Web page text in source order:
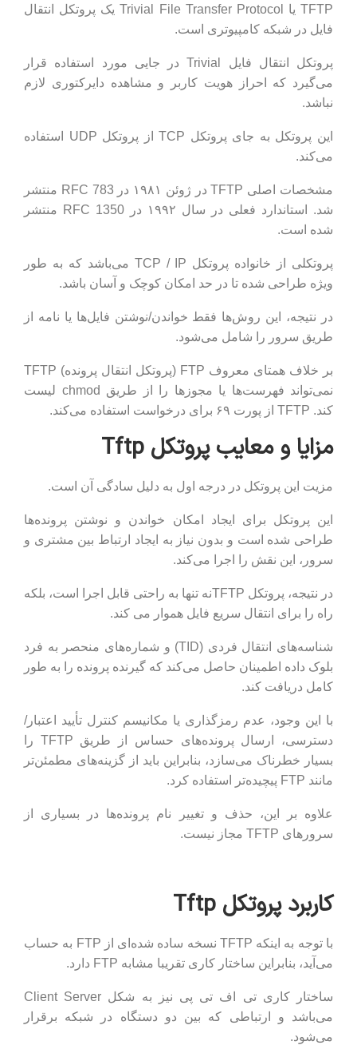
TFTP یا Trivial File Transfer Protocol یک پروتکل انتقال
فایل در شبکه کامپیوتری است.
پروتکل انتقال فایل Trivial در جایی مورد استفاده قرار
می‌گیرد که احراز هویت کاربر و مشاهده دایرکتوری لازم
نباشد.
این پروتکل به جای پروتکل TCP از پروتکل UDP استفاده
می‌کند.
مشخصات اصلی TFTP در ژوئن ۱۹۸۱ در RFC 783 منتشر
شد. استاندارد فعلی در سال ۱۹۹۲ در RFC 1350 منتشر
شده است.
پروتکلی از خانواده پروتکل TCP / IP می‌باشد که به طور
ویژه طراحی شده تا در حد امکان کوچک و آسان باشد.
در نتیجه، این روش‌ها فقط خواندن/نوشتن فایل‌ها یا نامه از
طریق سرور را شامل می‌شود.
بر خلاف همتای معروف FTP (پروتکل انتقال پرونده) TFTP
نمی‌تواند فهرست‌ها یا مجوزها را از طریق chmod لیست
کند. TFTP از پورت ۶۹ برای درخواست استفاده می‌کند.
مزایا و معایب پروتکل Tftp
مزیت این پروتکل در درجه اول به دلیل سادگی آن است.
این پروتکل برای ایجاد امکان خواندن و نوشتن پرونده‌ها
طراحی شده است و بدون نیاز به ایجاد ارتباط بین مشتری و
سرور، این نقش را اجرا می‌کند.
در نتیجه، پروتکل TFTPنه تنها به راحتی قابل اجرا است، بلکه
راه را برای انتقال سریع فایل هموار می کند.
شناسه‌های انتقال فردی (TID) و شماره‌های منحصر به فرد
بلوک داده اطمینان حاصل می‌کند که گیرنده پرونده را به طور
کامل دریافت کند.
با این وجود، عدم رمزگذاری یا مکانیسم کنترل تأیید اعتبار/
دسترسی، ارسال پرونده‌های حساس از طریق TFTP را
بسیار خطرناک می‌سازد، بنابراین باید از گزینه‌های مطمئن‌تر
مانند FTP پیچیده‌تر استفاده کرد.
علاوه بر این، حذف و تغییر نام پرونده‌ها در بسیاری از
سرورهای TFTP مجاز نیست.
کاربرد پروتکل Tftp
با توجه به اینکه TFTP نسخه ساده شده‌ای از FTP به حساب
می‌آید، بنابراین ساختار کاری تقریبا مشابه FTP دارد.
ساختار کاری تی اف تی پی نیز به شکل Client Server
می‌باشد و ارتباطی که بین دو دستگاه در شبکه برقرار
می‌شود.